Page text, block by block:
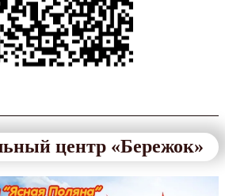
центр «Бережок»